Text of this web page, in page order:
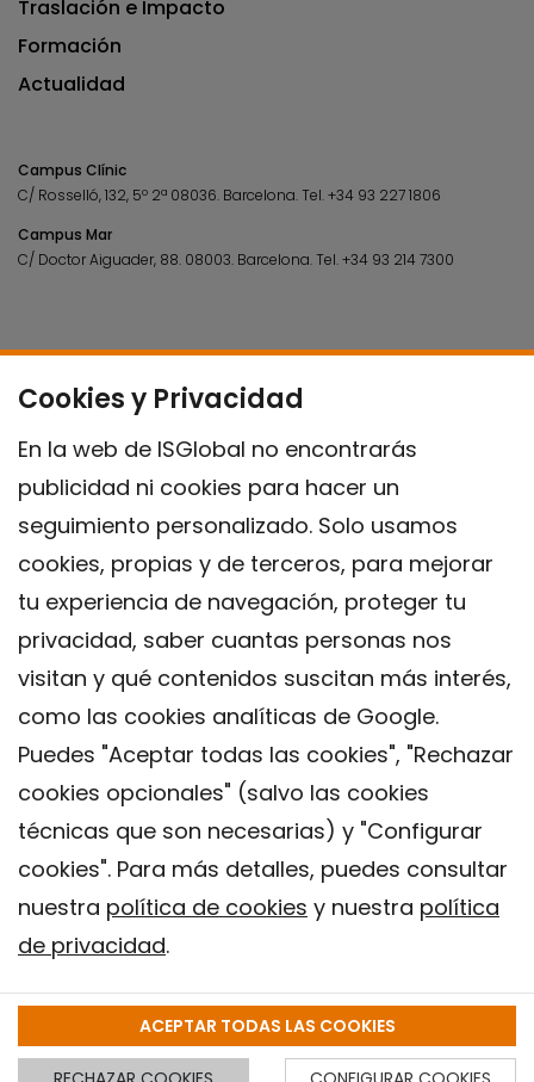
Cookies y Privacidad
En la web de ISGlobal no encontrarás
publicidad ni cookies para hacer un
seguimiento personalizado. Solo usamos
cookies, propias y de terceros, para mejorar
tu experiencia de navegación, proteger tu
privacidad, saber cuantas personas nos
visitan y qué contenidos suscitan más interés,
como las cookies analíticas de Google.
Puedes "Aceptar todas las cookies", "Rechazar
cookies opcionales" (salvo las cookies
técnicas que son necesarias) y "Configurar
cookies". Para más detalles, puedes consultar
nuestra política de cookies y nuestra política
de privacidad.
ACEPTAR TODAS LAS COOKIES
Traslación e Impacto
Formación
Actualidad
Campus Clínic
C/ Rosselló, 132, 5º 2ª 08036. Barcelona.Tel.+34 93 227 1806
Campus Mar
C/ Doctor Aiguader, 88. 08003. Barcelona.Tel.+34 93 214 7300
Contacto
Política de privacidad
Política de Cookies
Instituto de Salud Global de Barcelona (ISGlobal), 2018.